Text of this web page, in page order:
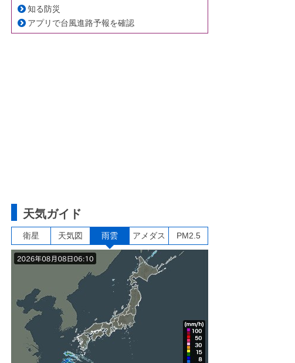
知る防災
アプリで台風進路予報を確認
天気ガイド
衛星 天気図 雨雲 アメダス PM2.5